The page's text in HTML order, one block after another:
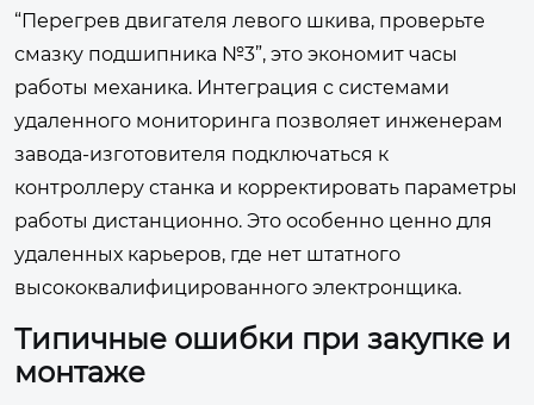
“Перегрев двигателя левого шкива, проверьте
смазку подшипника №3”, это экономит часы
работы механика. Интеграция с системами
удаленного мониторинга позволяет инженерам
завода-изготовителя подключаться к
контроллеру станка и корректировать параметры
работы дистанционно. Это особенно ценно для
удаленных карьеров, где нет штатного
высококвалифицированного электронщика.
Типичные ошибки при закупке и
монтаже